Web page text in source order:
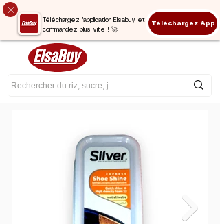
Téléchargez l'application Elsabuy et
commandez plus vite ! 🚀
Téléchargez App